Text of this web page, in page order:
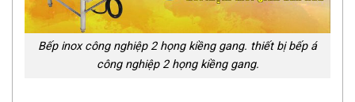
Bếp inox công nghiệp 2 họng kiềng gang. thiết bị bếp á
công nghiệp 2 họng kiềng gang.